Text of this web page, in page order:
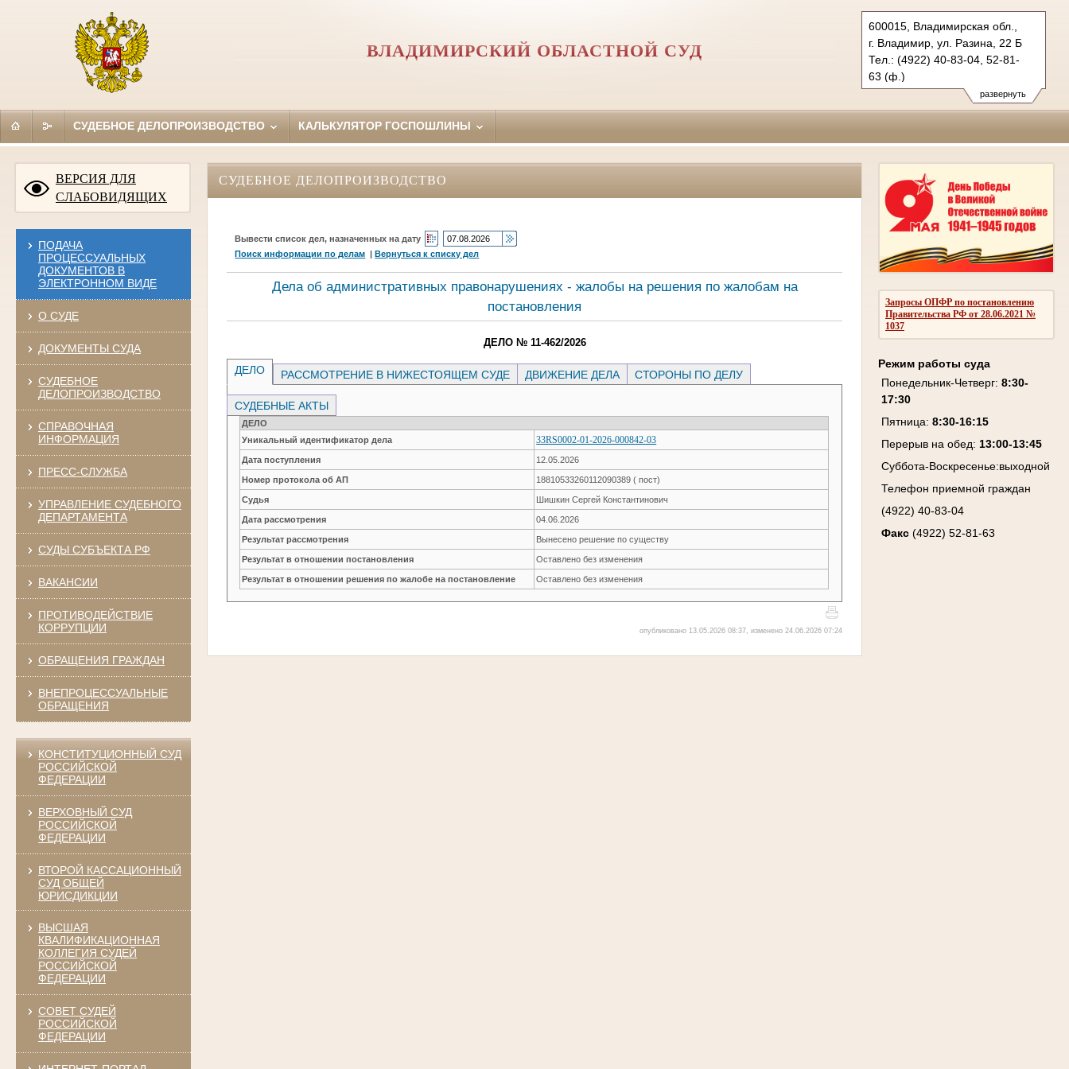
развернуть
600015, Владимирская обл.,
г. Владимир, ул. Разина, 22 Б
Тел.: (4922) 40-83-04, 52-81-
63 (ф.)
oblsud.wld@sudrf.ru
ВЛАДИМИРСКИЙ ОБЛАСТНОЙ СУД
СУДЕБНОЕ ДЕЛОПРОИЗВОДСТВО КАЛЬКУЛЯТОР ГОСПОШЛИНЫ
ВЕРСИЯ ДЛЯ
СЛАБОВИДЯЩИХ
ПОДАЧА
ПРОЦЕССУАЛЬНЫХ
ДОКУМЕНТОВ В
ЭЛЕКТРОННОМ ВИДЕ
О СУДЕ
ДОКУМЕНТЫ СУДА
СУДЕБНОЕ
ДЕЛОПРОИЗВОДСТВО
СПРАВОЧНАЯ
ИНФОРМАЦИЯ
ПРЕСС-СЛУЖБА
УПРАВЛЕНИЕ СУДЕБНОГО
ДЕПАРТАМЕНТА
СУДЫ СУБЪЕКТА РФ
ВАКАНСИИ
ПРОТИВОДЕЙСТВИЕ
КОРРУПЦИИ
ОБРАЩЕНИЯ ГРАЖДАН
ВНЕПРОЦЕССУАЛЬНЫЕ
ОБРАЩЕНИЯ
КОНСТИТУЦИОННЫЙ СУД
РОССИЙСКОЙ
ФЕДЕРАЦИИ
ВЕРХОВНЫЙ СУД
РОССИЙСКОЙ
ФЕДЕРАЦИИ
ВТОРОЙ КАССАЦИОННЫЙ
СУД ОБЩЕЙ
ЮРИСДИКЦИИ
ВЫСШАЯ
КВАЛИФИКАЦИОННАЯ
КОЛЛЕГИЯ СУДЕЙ
РОССИЙСКОЙ
ФЕДЕРАЦИИ
СОВЕТ СУДЕЙ
РОССИЙСКОЙ
ФЕДЕРАЦИИ
Запросы ОПФР по постановлению
Правительства РФ от 28.06.2021 №
1037
Режим работы суда
Понедельник-Четверг: 8:30-
17:30
Пятница: 8:30-16:15
Перерыв на обед: 13:00-13:45
Суббота-Воскресенье:выходной
Телефон приемной граждан
(4922) 40-83-04
Факс (4922) 52-81-63
СУДЕБНОЕ ДЕЛОПРОИЗВОДСТВО
Вывести список дел, назначенных на дату
Поиск информации по делам |Вернуться к списку дел
Дела об административных правонарушениях - жалобы на решения по жалобам на
постановления
ДЕЛО № 11-462/2026
ДЕЛО РАССМОТРЕНИЕ В НИЖЕСТОЯЩЕМ СУДЕ ДВИЖЕНИЕ ДЕЛА СТОРОНЫ ПО ДЕЛУ
СУДЕБНЫЕ АКТЫ
ДЕЛО
Уникальный идентификатор дела
33RS0002-01-2026-000842-03
Дата поступления 12.05.2026
Номер протокола об АП 18810533260112090389 ( пост)
Судья Шишкин Сергей Константинович
Дата рассмотрения 04.06.2026
Результат рассмотрения Вынесено решение по существу
Результат в отношении постановления Оставлено без изменения
Результат в отношении решения по жалобе на постановление Оставлено без изменения
опубликовано 13.05.2026 08:37, изменено 24.06.2026 07:24